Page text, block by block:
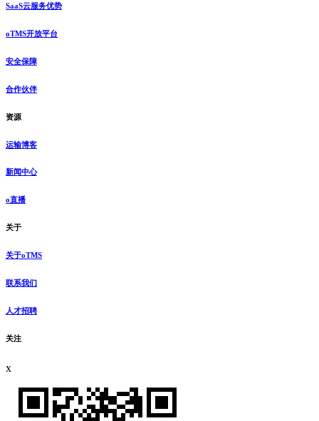
SaaS云服务优势
oTMS开放平台
安全保障
合作伙伴
资源
运输博客
新闻中心
o直播
关于
关于oTMS
联系我们
人才招聘
关注
x